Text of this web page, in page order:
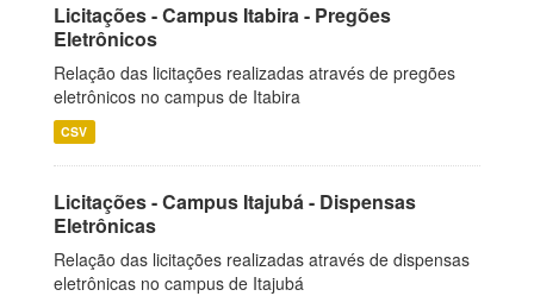
Licitações - Campus Itabira - Pregões
Eletrônicos
Relação das licitações realizadas através de pregões
eletrônicos no campus de Itabira
CSV
Licitações - Campus Itajubá - Dispensas
Eletrônicas
Relação das licitações realizadas através de dispensas
eletrônicas no campus de Itajubá